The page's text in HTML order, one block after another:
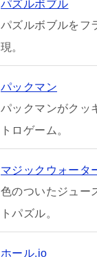
パズルボブル
パズルボブルをフ
現。
パックマン
パックマンがクッ
トロゲーム。
マジックウォータ
色のついたジュー
トパズル。
ホール.io